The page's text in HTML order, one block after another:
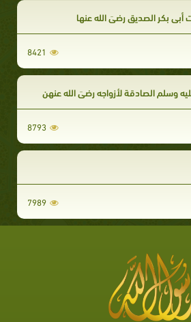
أبي بكر الصديق رضيَ الله عنها
8421
وسلم الصادقة لأزواجه رضيَ الله عنهن
8793
7989